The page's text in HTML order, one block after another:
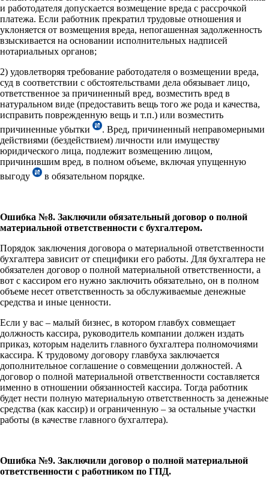
и работодателя допускается возмещение вреда с рассрочкой
платежа. Если работник прекратил трудовые отношения и
уклоняется от возмещения вреда, непогашенная задолженность
взыскивается на основании исполнительных надписей
нотариальных органов;
2) удовлетворяя требование работодателя о возмещении вреда,
суд в соответствии с обстоятельствами дела обязывает лицо,
ответственное за причиненный вред, возместить вред в
натуральном виде (предоставить вещь того же рода и качества,
исправить поврежденную вещь и т.п.) или возместить
причиненные убытки
. Вред, причиненный неправомерными
действиями (бездействием) личности или имуществу
юридического лица, подлежит возмещению лицом,
причинившим вред, в полном объеме, включая упущенную
выгоду
в обязательном порядке.
Ошибка №8. Заключили обязательный договор о полной
материальной ответственности с бухгалтером.
Порядок заключения договора о материальной ответственности
бухгалтера зависит от специфики его работы. Для бухгалтера не
обязателен договор о полной материальной ответственности, а
вот с кассиром его нужно заключить обязательно, он в полном
объеме несет ответственность за обслуживаемые денежные
средства и иные ценности.
Если у вас – малый бизнес, в котором главбух совмещает
должность кассира, руководитель компании должен издать
приказ, которым наделить главного бухгалтера полномочиями
кассира. К трудовому договору главбуха заключается
дополнительное соглашение о совмещении должностей. А
договор о полной материальной ответственности составляется
именно в отношении обязанностей кассира. Тогда работник
будет нести полную материальную ответственность за денежные
средства (как кассир) и ограниченную – за остальные участки
работы (в качестве главного бухгалтера).
Ошибка №9. Заключили договор о полной материальной
ответственности с работником по ГПД.